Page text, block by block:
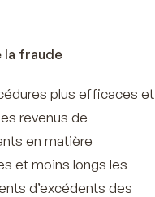
la fraude
plus efficaces et
revenus de
en matière
et moins longs les
d’excédents des